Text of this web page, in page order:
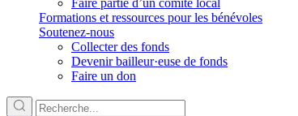
Faire partie d’un comité local
Formations et ressources pour les bénévoles
Soutenez-nous
Collecter des fonds
Devenir bailleur·euse de fonds
Faire un don